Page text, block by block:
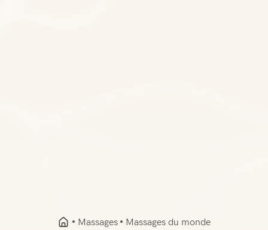
Massages Massages du monde